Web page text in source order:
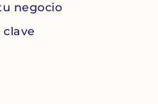
negocio